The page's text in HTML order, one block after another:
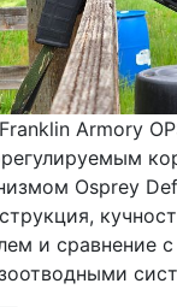
Armory
Osprey
и сравнение